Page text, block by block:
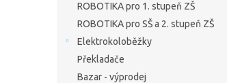
ROBOTIKA pro 1. stupeň ZŠ
ROBOTIKA pro SŠ a 2. stupeň ZŠ
Elektrokoloběžky
Překladače
Bazar - výprodej